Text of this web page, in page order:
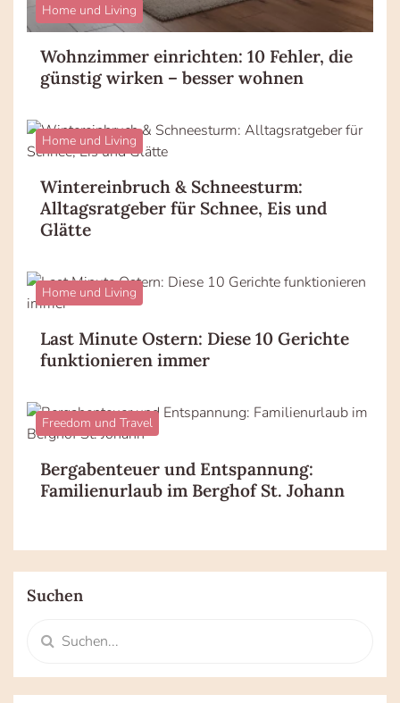
Home und Living
Wohnzimmer einrichten: 10 Fehler, die
günstig wirken – besser wohnen
Home und Living
Wintereinbruch & Schneesturm:
Alltagsratgeber für Schnee, Eis und
Glätte
Home und Living
Last Minute Ostern: Diese 10 Gerichte
funktionieren immer
Freedom und Travel
Bergabenteuer und Entspannung:
Familienurlaub im Berghof St. Johann
Suchen